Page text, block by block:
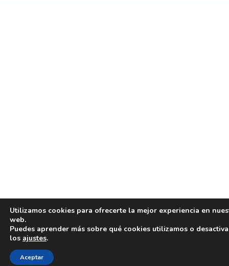
Utilizamos cookies para ofrecerte la mejor experiencia en
web.
Puedes aprender más sobre qué cookies utilizamos o
los ajustes.
Aceptar